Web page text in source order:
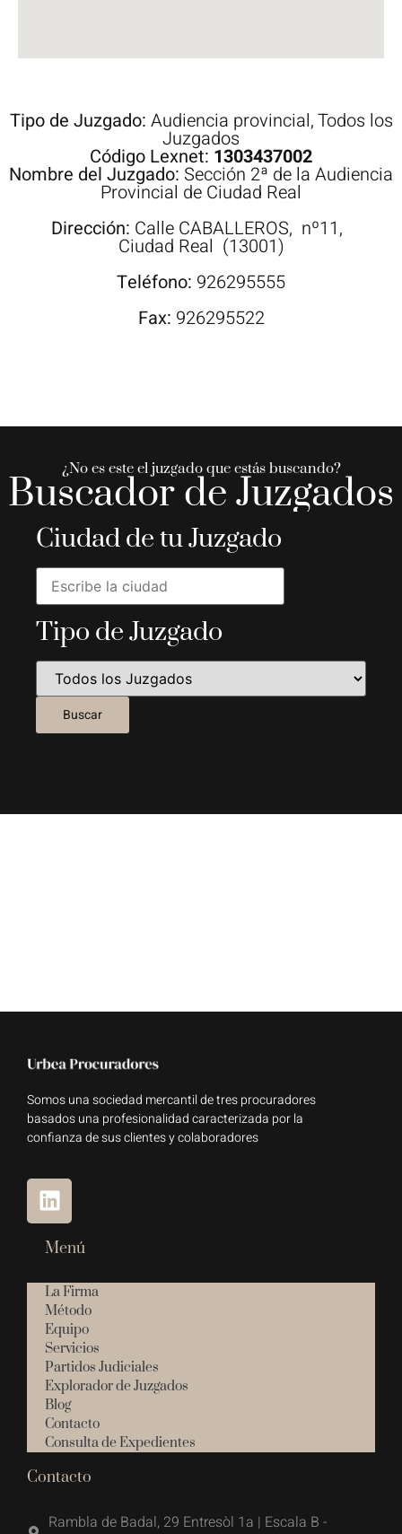
Tipo de Juzgado: Audiencia provincial,Todos los
Juzgados
Código Lexnet: 1303437002
Nombre del Juzgado: Sección 2ª de la Audiencia
Provincial de Ciudad Real
Dirección: Calle CABALLEROS, nº11,
Ciudad Real (13001)
Teléfono: 926295555
Fax: 926295522
¿No es este el juzgado que estás buscando?
Buscador de Juzgados
Ciudad de tu Juzgado
Tipo de Juzgado
Somos una sociedad mercantil de tres procuradores
basados una profesionalidad caracterizada por la
confianza de sus clientes y colaboradores
Menú
La Firma
Método
Equipo
Servicios
Partidos Judiciales
Explorador de Juzgados
Blog
Contacto
Consulta de Expedientes
Contacto
Rambla de Badal, 29 Entresòl 1a | Escala B -